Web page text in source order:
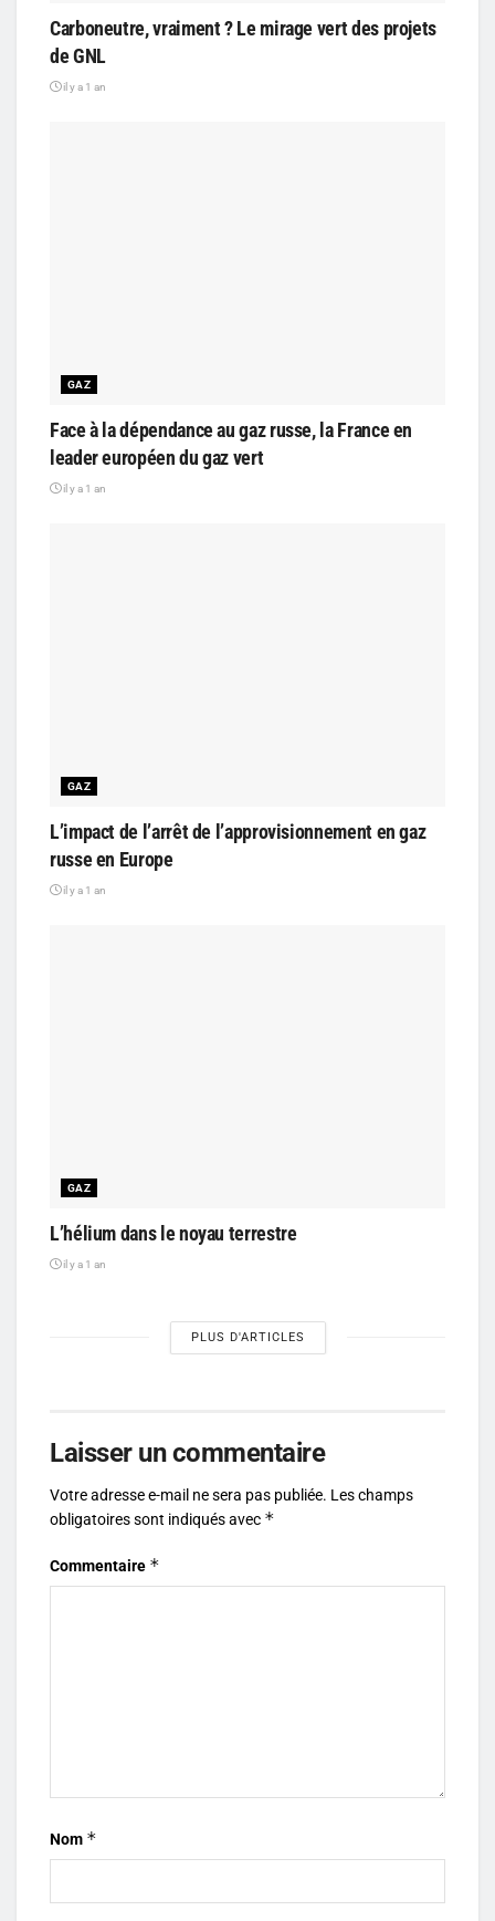
Carboneutre, vraiment ? Le mirage vert des projets
de GNL
il y a 1 an
GAZ
Face à la dépendance au gaz russe, la France en
leader européen du gaz vert
il y a 1 an
GAZ
L’impact de l’arrêt de l’approvisionnement en gaz
russe en Europe
il y a 1 an
GAZ
L’hélium dans le noyau terrestre
il y a 1 an
PLUS D'ARTICLES
Laisser un commentaire
Votre adresse e-mail ne sera pas publiée. Les champs
obligatoires sont indiqués avec *
Commentaire *
Nom *